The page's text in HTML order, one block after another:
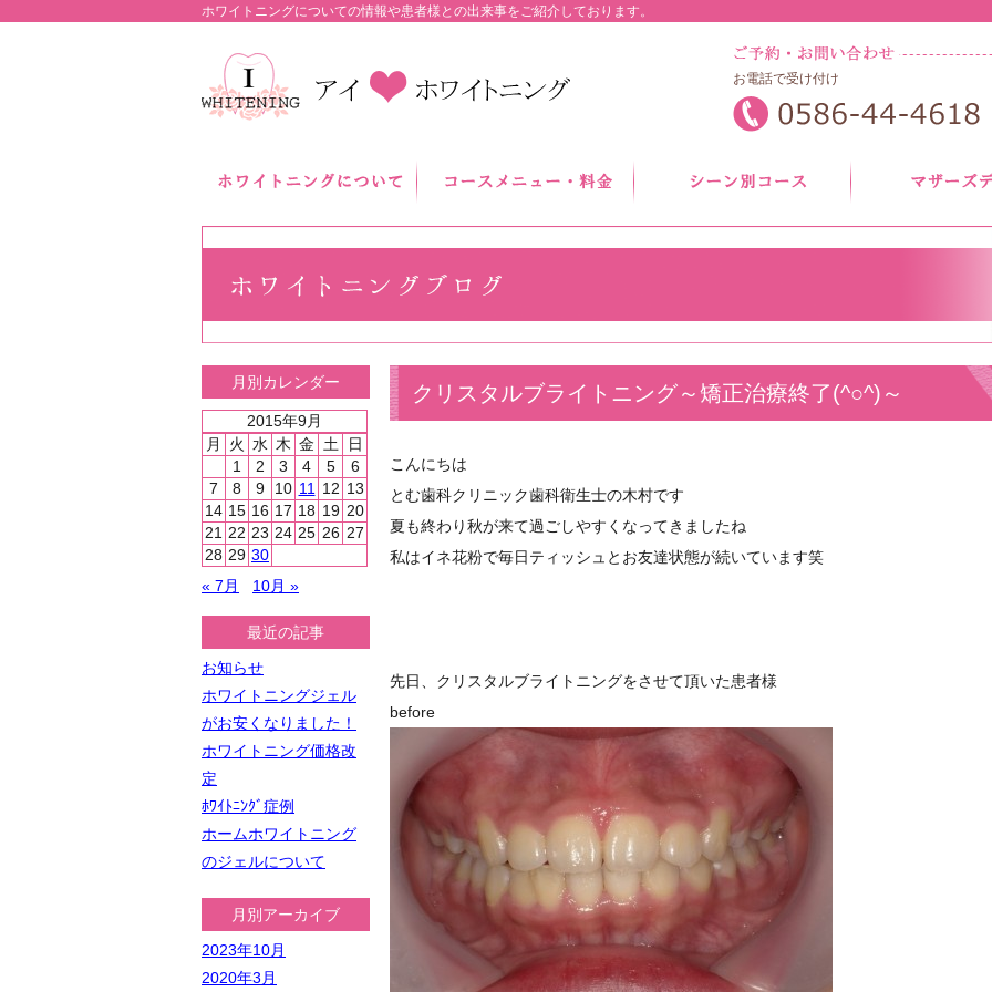
ホワイトニングについての情報や患者様との出来事をご紹介しております。
お電話で受け付け
クリスタルブライトニング～矯正治療終了(^○^)～
こんにちは
とむ歯科クリニック歯科衛生士の木村です
夏も終わり秋が来て過ごしやすくなってきましたね
私はイネ花粉で毎日ティッシュとお友達状態が続いています笑
先日、クリスタルブライトニングをさせて頂いた患者様
before
月別カレンダー
2015年9月
月
火 水 木 金 土
日
1
2 3 4 5
6
7
8 9 10 11 12 13
14 15 16 17 18 19 20
21 22 23 24 25 26 27
28 29 30
« 7月
10月 »
最近の記事
お知らせ
ホワイトニングジェル
がお安くなりました！
ホワイトニング価格改
定
ﾎﾜｲﾄﾆﾝｸﾞ症例
ホームホワイトニング
のジェルについて
月別アーカイブ
2023年10月
2020年3月